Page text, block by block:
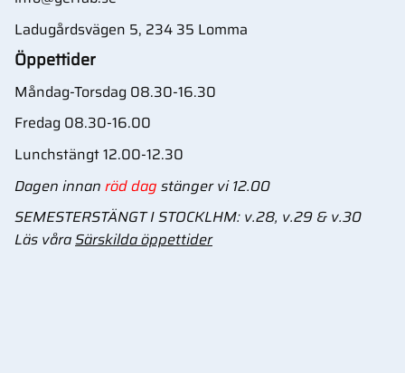
Ladugårdsvägen 5, 234 35 Lomma
Öppettider
Måndag-Torsdag 08.30-16.30
Fredag 08.30-16.00
Lunchstängt 12.00-12.30
Dagen innan röd dag stänger vi 12.00
SEMESTERSTÄNGT I STOCKLHM: v.28, v.29 & v.30
Läs våraSärskilda öppettider